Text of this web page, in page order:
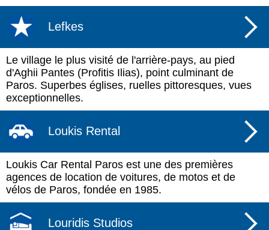
Lefkes
Le village le plus visité de l'arrière-pays, au pied
d'Aghii Pantes (Profitis Ilias), point culminant de
Paros. Superbes églises, ruelles pittoresques, vues
exceptionnelles.
Loukis Rental
Loukis Car Rental Paros est une des premières
agences de location de voitures, de motos et de
vélos de Paros, fondée en 1985.
Louridis Studios